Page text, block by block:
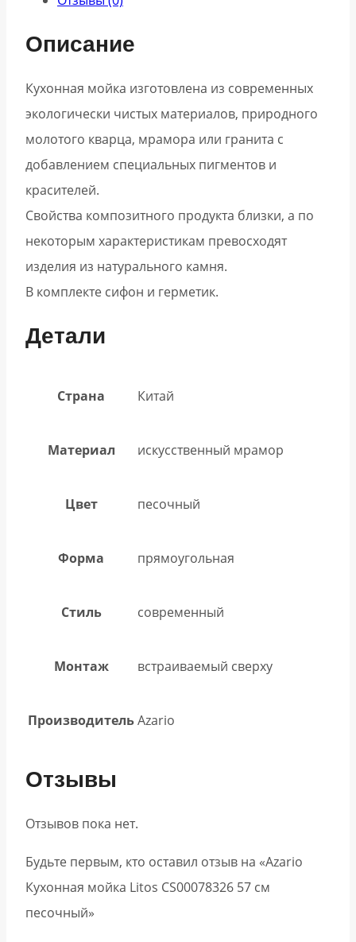
Описание
Кухонная мойка изготовлена из современных
экологически чистых материалов, природного
молотого кварца, мрамора или гранита с
добавлением специальных пигментов и
красителей.
Свойства композитного продукта близки, а по
некоторым характеристикам превосходят
изделия из натурального камня.
В комплекте сифон и герметик.
Детали
Страна Китай
Материал искусственный мрамор
Цвет песочный
Форма прямоугольная
Стиль современный
Монтаж встраиваемый сверху
ПроизводительAzario
Отзывы
Отзывов пока нет.
Будьте первым, кто оставил отзыв на «Azario
Кухонная мойка Litos CS00078326 57 см
песочный»